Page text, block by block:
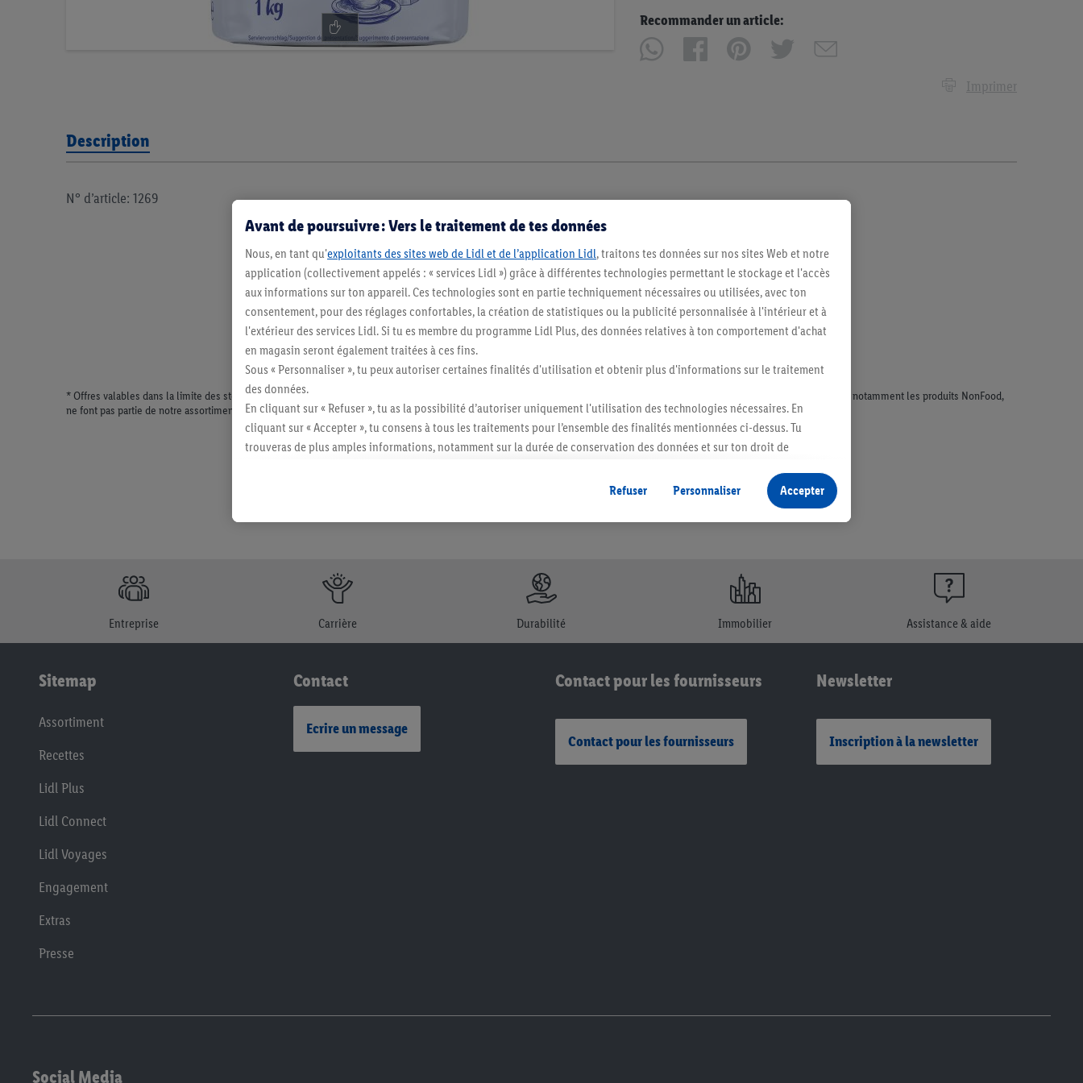
Recommander un article:
Imprimer
Description
N° d’article: 1269
* Offres valables dans la limite des stocks disponibles. Vente limitée à des quantités usuelles pour un ménage. Vendu sans décoration. Les produits faisant l'objet de la publicité, notamment les produits NonFood,
ne font pas partie de notre assortiment de produits permanents. Ill. semblables.
Entreprise Carrière Durabilité Immobilier Assistance & aide
Sitemap
Assortiment
Recettes
Lidl Plus
Lidl Connect
Lidl Voyages
Engagement
Extras
Presse
Contact
Ecrire un message
Contact pour les fournisseurs
Contact pour les fournisseurs
Newsletter
Inscription à la newsletter
Social Media
Avant de poursuivre : Vers le traitement de tes données
Nous, en tant qu'exploitants des sites web de Lidl et de l’application Lidl, traitons tes données sur nos sites Web et notre
application (collectivement appelés : « services Lidl ») grâce à différentes technologies permettant le stockage et l'accès
aux informations sur ton appareil. Ces technologies sont en partie techniquement nécessaires ou utilisées, avec ton
consentement, pour des réglages confortables, la création de statistiques ou la publicité personnalisée à l'intérieur et à
l'extérieur des services Lidl. Si tu es membre du programme Lidl Plus, des données relatives à ton comportement d'achat
en magasin seront également traitées à ces fins.
Sous « Personnaliser », tu peux autoriser certaines finalités d'utilisation et obtenir plus d'informations sur le traitement
des données.
En cliquant sur « Refuser », tu as la possibilité d’autoriser uniquement l'utilisation des technologies nécessaires. En
cliquant sur « Accepter », tu consens à tous les traitements pour l’ensemble des finalités mentionnées ci-dessus. Tu
trouveras de plus amples informations, notamment sur la durée de conservation des données et sur ton droit de
Refuser Personnaliser Accepter